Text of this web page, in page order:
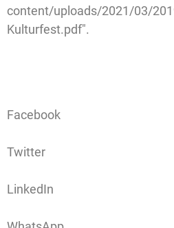
content/uploads/2021/03/
Kulturfest.pdf".
Facebook
Twitter
LinkedIn